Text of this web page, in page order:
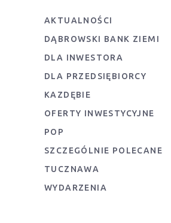
AKTUALNOŚCI
DĄBROWSKI BANK ZIEMI
DLA INWESTORA
DLA PRZEDSIĘBIORCY
KAZDĘBIE
OFERTY INWESTYCYJNE
POP
SZCZEGÓLNIE POLECANE
TUCZNAWA
WYDARZENIA